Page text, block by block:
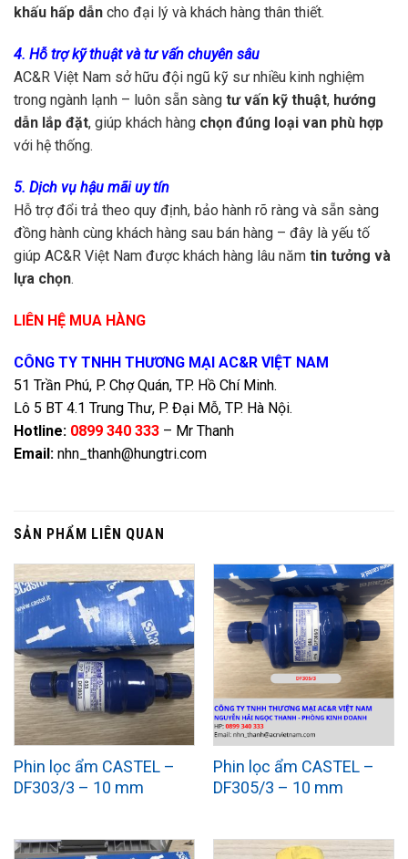
khấu hấp dẫn cho đại lý và khách hàng thân thiết.
4. Hỗ trợ kỹ thuật và tư vấn chuyên sâu
AC&R Việt Nam sở hữu đội ngũ kỹ sư nhiều kinh nghiệm
trong ngành lạnh – luôn sẵn sàng tư vấn kỹ thuật, hướng
dẫn lắp đặt, giúp khách hàng chọn đúng loại van phù hợp
với hệ thống.
5. Dịch vụ hậu mãi uy tín
Hỗ trợ đổi trả theo quy định, bảo hành rõ ràng và sẵn sàng
đồng hành cùng khách hàng sau bán hàng – đây là yếu tố
giúp AC&R Việt Nam được khách hàng lâu năm tin tưởng và
lựa chọn.
LIÊN HỆ MUA HÀNG
CÔNG TY TNHH THƯƠNG MẠI AC&R VIỆT NAM
51 Trần Phú, P. Chợ Quán, TP. Hồ Chí Minh.
Lô 5 BT 4.1 Trung Thư, P. Đại Mỗ, TP. Hà Nội.
Hotline: 0899 340 333 – Mr Thanh
Email: nhn_thanh@hungtri.com
SẢN PHẨM LIÊN QUAN
Phin lọc ẩm CASTEL –
DF303/3 – 10 mm
Phin lọc ẩm CASTEL –
DF305/3 – 10 mm